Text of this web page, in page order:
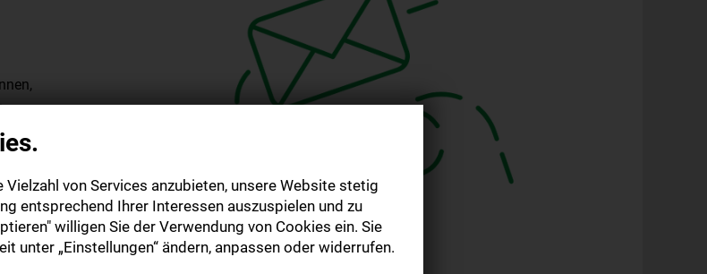
Bitte
Vielzahl von Services anzubieten, unsere Website stetig
entsprechend Ihrer Interessen auszuspielen und zu
willigen Sie der Verwendung von Cookies ein. Sie
unter „Einstellungen“ ändern, anpassen oder widerrufen.